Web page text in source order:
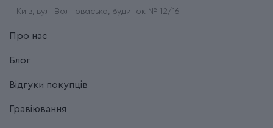
г. Київ, вул. Волноваська, будинок № 12/16
Про нас
Блог
Відгуки покупців
Гравіювання